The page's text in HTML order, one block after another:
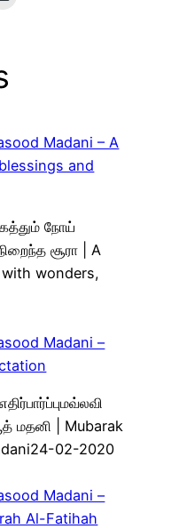
Madani – A
and
நோய்
சூரா | A
wonders,
Madani –
மதனி | Mubarak
02-2020
Madani –
Al-Fatihah